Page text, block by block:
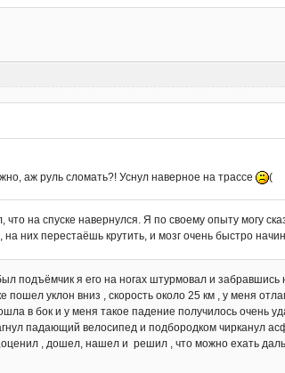
аж руль сломать?! Уснул наверное на трассе
(
на спуске навернулся. Я по своему опыту могу
них перестаёшь крутить, и мозг очень быстро
подъёмчик я его на ногах штурмовал и забравшись
пошел уклон вниз , скорость около 25 км , у меня
в бок и у меня такое падение получилось очень
падающий велосипед и подбородком чирканул
, дошел, нашел и решил , что можно ехать